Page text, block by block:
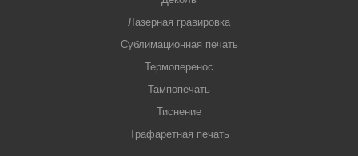
Лазерная гравировка
Сублимационная печать
Термоперенос
Тампопечать
Тиснение
Трафаретная печать